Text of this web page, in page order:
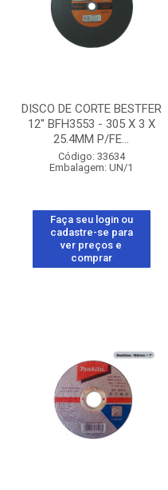
DISCO DE CORTE BESTFER
12'' BFH3553 - 305 X 3 X
25.4MM P/FE...
Código: 33634
Embalagem: UN/1
Faça seu login ou
cadastre-se para
ver preços e
comprar